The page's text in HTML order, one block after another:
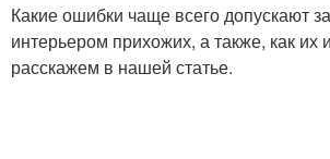
Какие ошибки чаще всего допускают
интерьером прихожих, а также, как их
расскажем в нашей статье.